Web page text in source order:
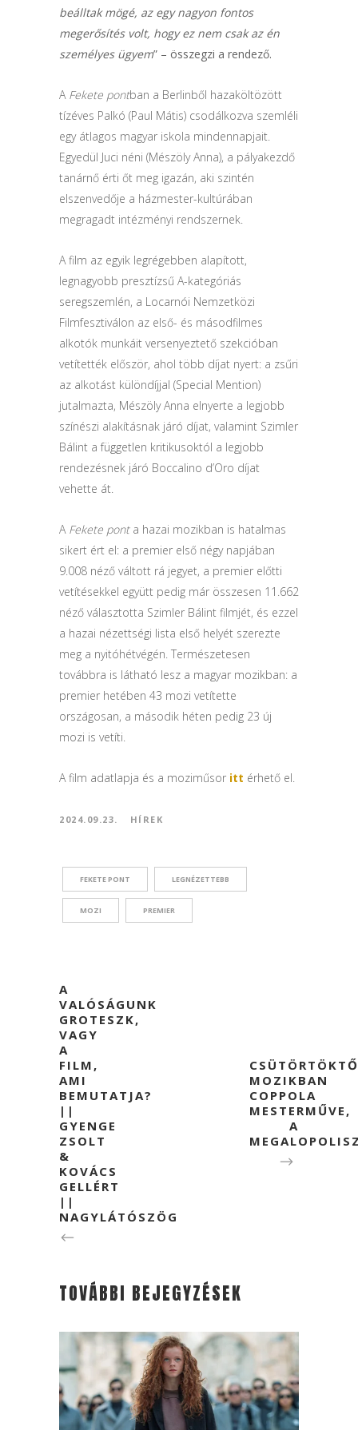
beálltak mögé, az egy nagyon fontos
megerősítés volt, hogy ez nem csak az én
személyes ügyem” – összegzi a rendező.
A Fekete pontban a Berlinből hazaköltözött
tízéves Palkó (Paul Mátis) csodálkozva szemléli
egy átlagos magyar iskola mindennapjait.
Egyedül Juci néni (Mészöly Anna), a pályakezdő
tanárnő érti őt meg igazán, aki szintén
elszenvedője a házmester-kultúrában
megragadt intézményi rendszernek.
A film az egyik legrégebben alapított,
legnagyobb presztízsű A-kategóriás
seregszemlén, a Locarnói Nemzetközi
Filmfesztiválon az első- és másodfilmes
alkotók munkáit versenyeztető szekcióban
vetítették először, ahol több díjat nyert: a zsűri
az alkotást különdíjjal (Special Mention)
jutalmazta, Mészöly Anna elnyerte a legjobb
színészi alakításnak járó díjat, valamint Szimler
Bálint a független kritikusoktól a legjobb
rendezésnek járó Boccalino d’Oro díjat
vehette át.
A Fekete ponta hazai mozikban is hatalmas
sikert ért el: a premier első négy napjában
9.008 néző váltott rá jegyet, a premier előtti
vetítésekkel együtt pedig már összesen 11.662
néző választotta Szimler Bálint filmjét, és ezzel
a hazai nézettségi lista első helyét szerezte
meg a nyitóhétvégén. Természetesen
továbbra is látható lesz a magyar mozikban: a
premier hetében 43 mozi vetítette
országosan, a második héten pedig 23 új
mozi is vetíti.
A film adatlapja és a moziműsor itt érhető el.
2024.09.23. HÍREK
FEKETE PONT LEGNÉZETTEBB
MOZI PREMIER
A
VALÓSÁGUNK
GROTESZK,
VAGY
A
FILM,
AMI
BEMUTATJA?
||
GYENGE
ZSOLT
&
KOVÁCS
GELLÉRT
||
NAGYLÁTÓSZÖG
MOZIKBAN
COPPOLA
MESTERMŰVE,
A
TOVÁBBI BEJEGYZÉSEK